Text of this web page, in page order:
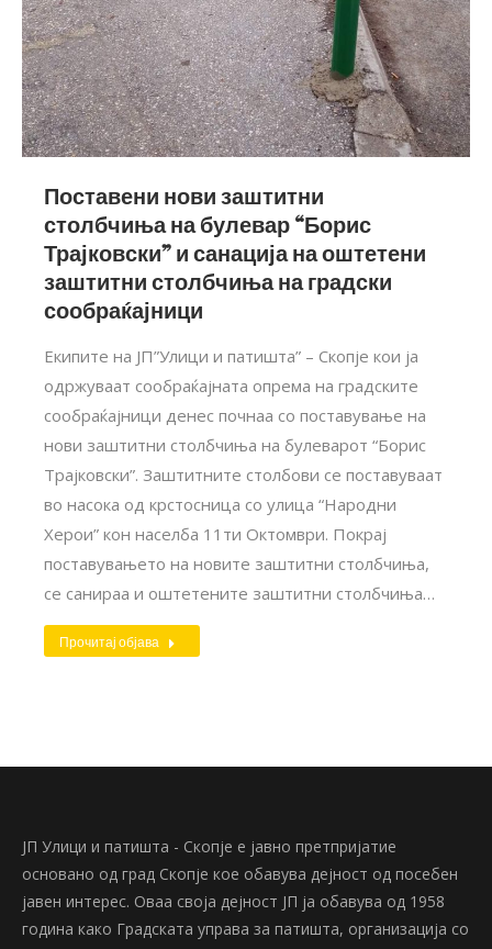
Поставени нови заштитни
столбчиња на булевар “Борис
Трајковски” и санација на оштетени
заштитни столбчиња на градски
сообраќајници
Екипите на ЈП”Улици и патишта” – Скопје кои ја
одржуваат сообраќајната опрема на градските
сообраќајници денес почнаа со поставување на
нови заштитни столбчиња на булеварот “Борис
Трајковски”. Заштитните столбови се поставуваат
во насока од крстосница со улица “Народни
Херои” кон населба 11ти Октомври. Покрај
поставувањето на новите заштитни столбчиња,
се санираа и оштетените заштитни столбчиња…
Прочитај објава
ЈП Улици и патишта - Скопје е јавно претпријатие
основано од град Скопје кое обавува дејност од посебен
јавен интерес. Оваа своја дејност ЈП ја обавува од 1958
година како Градската управа за патишта, организација со